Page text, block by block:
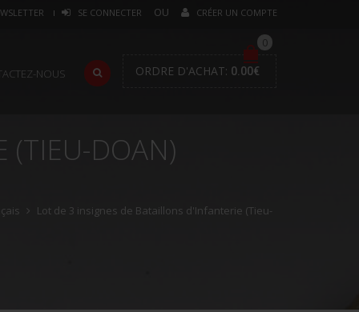
SE CONNECTER CRÉER UN COMPTE
NOUS
0
ORDRE D'ACHAT: 0.00€
(TIEU-DOAN)
Lot de 3 insignes de Bataillons d'Infanterie (Tieu-